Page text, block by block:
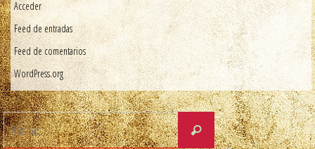
Acceder
Feed de entradas
Feed de comentarios
WordPress.org